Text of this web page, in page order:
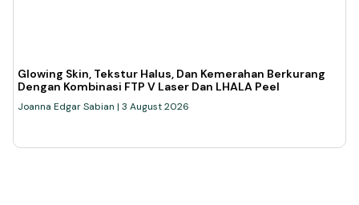
Glowing Skin, Tekstur Halus, Dan Kemerahan Berkurang
Dengan Kombinasi FTP V Laser Dan LHALA Peel
Joanna Edgar Sabian 3 August 2026